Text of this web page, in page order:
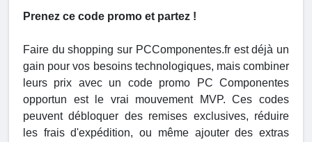
Prenez ce code promo et partez !
Faire du shopping sur PCComponentes.fr est déjà un
gain pour vos besoins technologiques, mais combiner
leurs prix avec un code promo PC Componentes
opportun est le vrai mouvement MVP. Ces codes
peuvent débloquer des remises exclusives, réduire
les frais d'expédition, ou même ajouter des extras